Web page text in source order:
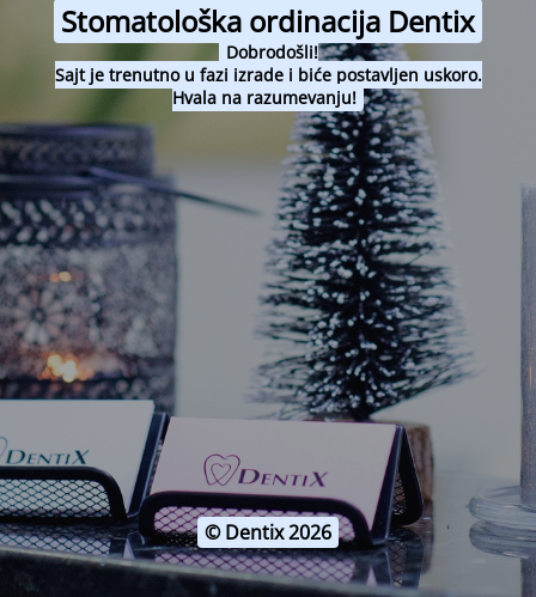
Stomatološka ordinacija Dentix
Dobrodošli!
Sajt je trenutno u fazi izrade i biće postavljen uskoro.
Hvala na razumevanju!
© Dentix 2026